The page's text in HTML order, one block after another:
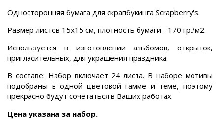
Односторонняя бумага для скрапбукинга Scrapberry's.
Размер листов 15х15 см, плотность бумаги - 170 гр./м2.
Используется в изготовлении альбомов, открыток,
пригласительных, для украшения праздника.
В составе: Набор включает 24 листа. В наборе мотивы
подобраны в одной цветовой гамме и теме, поэтому
прекрасно будут сочетаться в Ваших работах.
Цена указана за набор.